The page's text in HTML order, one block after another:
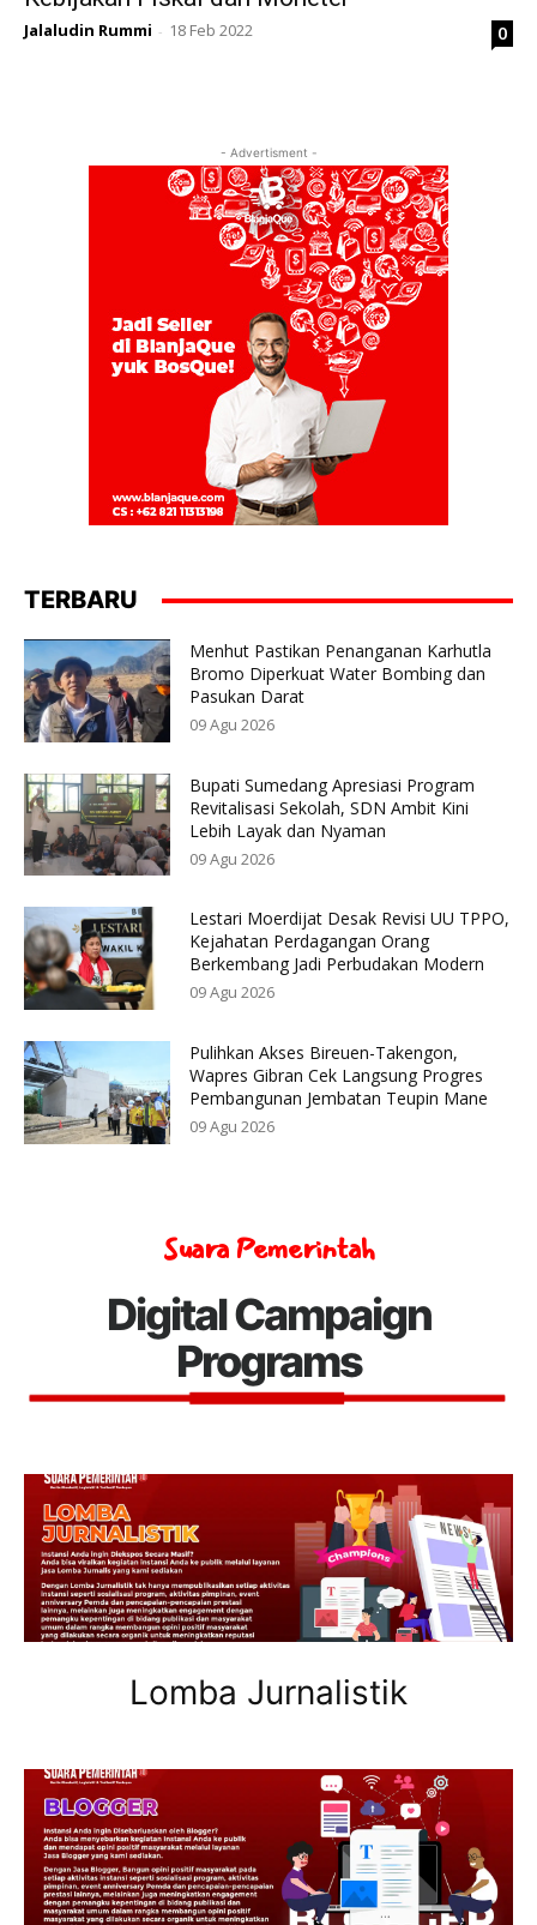
Jalaludin Rummi - 18 Feb 2022 0
- Advertisment -
TERBARU
Menhut Pastikan Penanganan Karhutla
Bromo Diperkuat Water Bombing dan
Pasukan Darat
09 Agu 2026
Bupati Sumedang Apresiasi Program
Revitalisasi Sekolah, SDN Ambit Kini
Lebih Layak dan Nyaman
09 Agu 2026
Lestari Moerdijat Desak Revisi UU TPPO,
Kejahatan Perdagangan Orang
Berkembang Jadi Perbudakan Modern
09 Agu 2026
Pulihkan Akses Bireuen-Takengon,
Wapres Gibran Cek Langsung Progres
Pembangunan Jembatan Teupin Mane
09 Agu 2026
Suara Pemerintah
Digital Campaign
Programs
Lomba Jurnalistik